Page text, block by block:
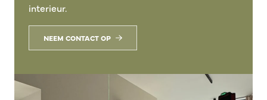
interieur.
NEEM CONTACT OP